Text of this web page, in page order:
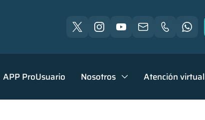
APP ProUsuario Nosotros Atención virtual